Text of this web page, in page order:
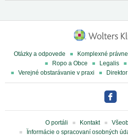
Otázky a odpovede Komplexné
Ropo a Obce
Legalis
Verejné obstarávanie v praxi
Direktor
O portáli Kontakt
Ïnformácie o spracovaní osobných